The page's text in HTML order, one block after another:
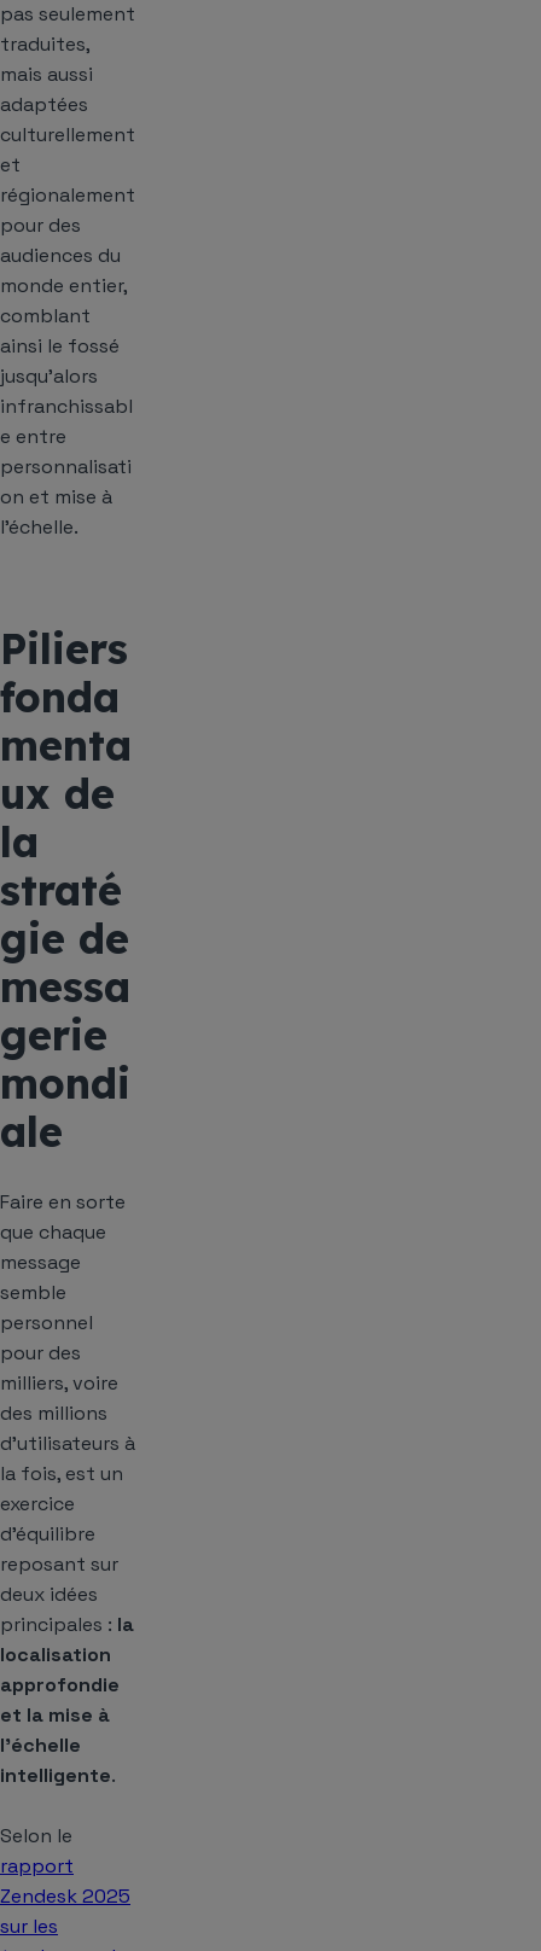
pas seulement
traduites,
mais aussi
adaptées
culturellement
et
régionalement
pour des
audiences du
monde entier,
comblant
ainsi le fossé
jusqu’alors
infranchissabl
e entre
personnalisati
on et mise à
l’échelle.
Piliers
fonda
menta
ux de
la
straté
gie de
messa
gerie
mondi
ale
Faire en sorte
que chaque
message
semble
personnel
pour des
milliers, voire
des millions
d’utilisateurs à
la fois, est un
exercice
d’équilibre
reposant sur
deux idées
principales : la
localisation
approfondie
et la mise à
l’échelle
intelligente.
Selon le
rapport
Zendesk 2025
sur les